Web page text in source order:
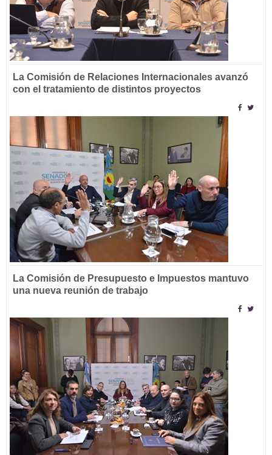
La Comisión de Relaciones Internacionales avanzó
con el tratamiento de distintos proyectos
La Comisión de Presupuesto e Impuestos mantuvo
una nueva reunión de trabajo